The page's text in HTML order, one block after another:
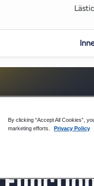
effektiviserar
inom ett DMS?
och ändringar med
digitala godkännanden?
DMS förbättra
By clicking “Accept All Cookies”,
marketing efforts.
Privacy Policy